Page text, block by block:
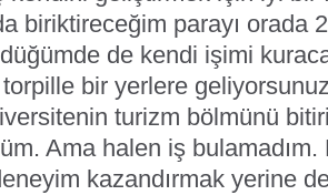
biriktireceğim parayı orada
de kendi işimi
bir yerlere
turizm bölmünü
Ama halen iş
kazandırmak yerine